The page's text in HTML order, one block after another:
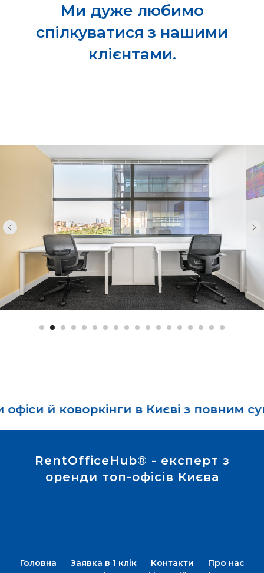
Ми дуже любимо
спілкуватися з нашими
клієнтами.
в Києві з повним
RentOfficeHub® - експерт з
оренди топ-офісів Києва
Головна Заявка в 1 клік Контакти
Про нас